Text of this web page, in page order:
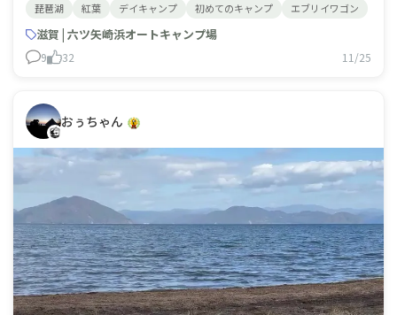
けましたよ🚐✨
琵琶湖 紅葉 デイキャンプ 初めてのキャンプ エブリイワゴン
滋賀 | 六ツ矢崎浜オートキャンプ場
9 32 11/25
おぅちゃん